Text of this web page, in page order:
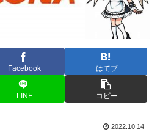
Facebook はてブ
LINE コピー
2022.10.14